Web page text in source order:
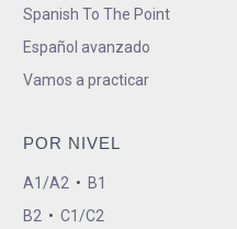
Spanish To The Point
Español avanzado
Vamos a practicar
POR NIVEL
A1/A2 • B1
B2 • C1/C2